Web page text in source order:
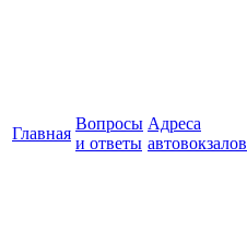
Главная
Вопросы
и ответы
Адреса
автовокзалов